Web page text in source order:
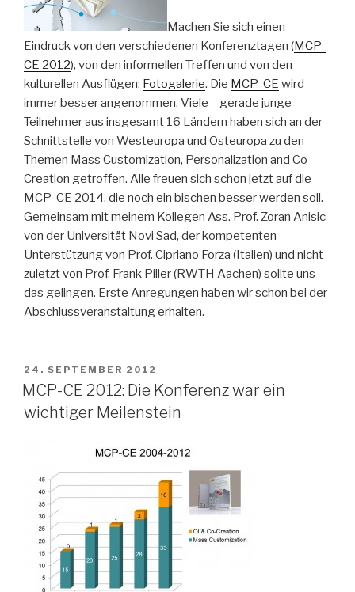
Machen Sie sich einen
Eindruck von den verschiedenen Konferenztagen (MCP-
CE 2012), von den informellen Treffen und von den
kulturellen Ausflügen: Fotogalerie. Die MCP-CE wird
immer besser angenommen. Viele – gerade junge –
Teilnehmer aus insgesamt 16 Ländern haben sich an der
Schnittstelle von Westeuropa und Osteuropa zu den
Themen Mass Customization, Personalization and Co-
Creation getroffen. Alle freuen sich schon jetzt auf die
MCP-CE 2014, die noch ein bischen besser werden soll.
Gemeinsam mit meinem Kollegen Ass. Prof. Zoran Anisic
von der Universität Novi Sad, der kompetenten
Unterstützung von Prof. Cipriano Forza (Italien) und nicht
zuletzt von Prof. Frank Piller (RWTH Aachen) sollte uns
das gelingen. Erste Anregungen haben wir schon bei der
Abschlussveranstaltung erhalten.
VERÖFFENTLICHT
AM
24. SEPTEMBER 2012
MCP-CE 2012: Die Konferenz war ein
wichtiger Meilenstein